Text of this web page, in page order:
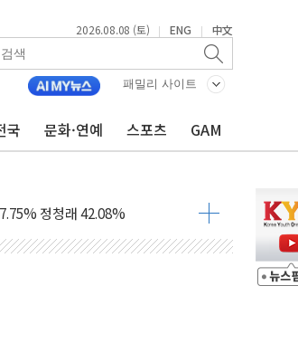
2026.08.08 (토) | ENG | 中文
패밀리 사이트
국 문화·연예 스포츠 GAM
, 호우 피해·통제구간 없어
...金 45.42% vs 鄭 44.56%
vs 42.08%
청래 43.27% 송영길 11.63%
정청래 39.89% 송영길 7.47%
현실화
안 강한 비 이어져